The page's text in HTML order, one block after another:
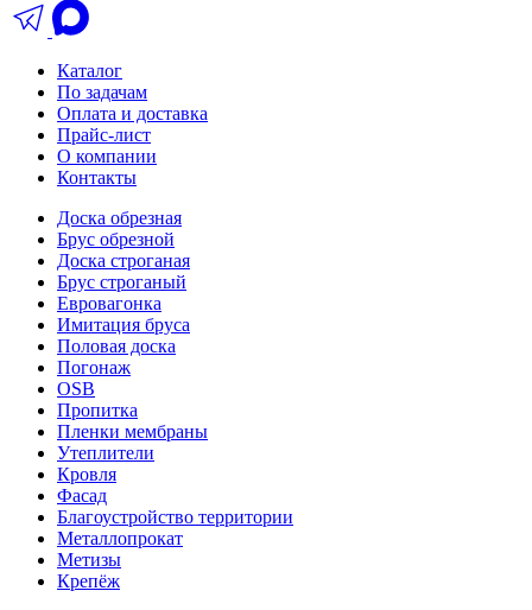
Каталог
По задачам
Оплата и доставка
Прайс-лист
О компании
Контакты
Доска обрезная
Брус обрезной
Доска строганая
Брус строганый
Евровагонка
Имитация бруса
Половая доска
Погонаж
OSB
Пропитка
Пленки мембраны
Утеплители
Кровля
Фасад
Благоустройство территории
Металлопрокат
Метизы
Крепёж